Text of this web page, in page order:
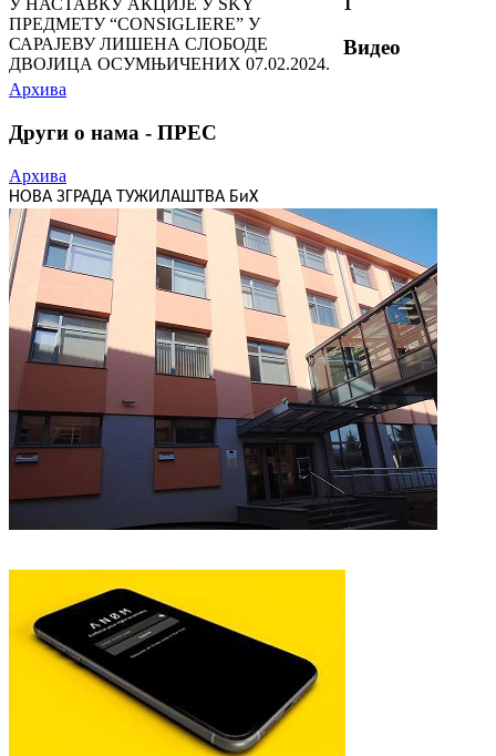
У НАСТАВКУ АКЦИЈЕ У SKY
ПРЕДМЕТУ “CONSIGLIERE” У
САРАЈЕВУ ЛИШЕНА СЛОБОДЕ
ДВОЈИЦА ОСУМЊИЧЕНИХ 07.02.2024.
Видео
Архива
Други о нама - ПРЕС
Архива
НОВА ЗГРАДА ТУЖИЛАШТВА БиХ